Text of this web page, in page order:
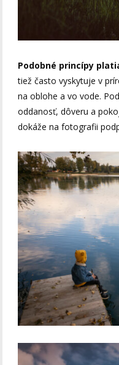
Podobné princípy
tiež často vyskytuje v
na oblohe a vo vode.
oddanosť, dôveru a
dokáže na fotografii